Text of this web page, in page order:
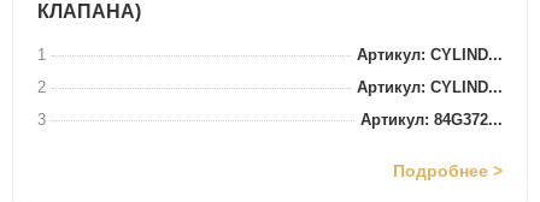
КЛАПАНА)
1
Артикул: CYLIND...
2
Артикул: CYLIND...
3
Артикул: 84G372...
Подробнее >